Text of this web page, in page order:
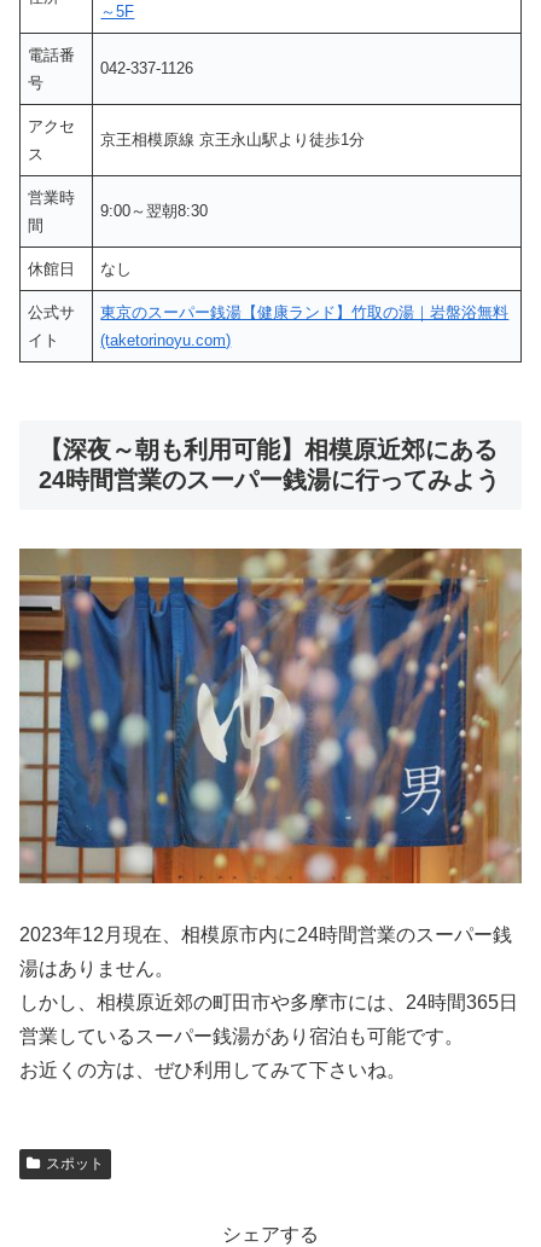
～5F
電話番
号
042-337-1126
アクセ
ス
京王相模原線 京王永山駅より徒歩1分
営業時
間
9:00～翌朝8:30
休館日 なし
公式サ
イト
東京のスーパー銭湯【健康ランド】竹取の湯｜岩盤浴無料
(taketorinoyu.com)
【深夜～朝も利用可能】相模原近郊にある
24時間営業のスーパー銭湯に行ってみよう
2023年12月現在、相模原市内に24時間営業のスーパー銭
湯はありません。
しかし、相模原近郊の町田市や多摩市には、24時間365日
営業しているスーパー銭湯があり宿泊も可能です。
お近くの方は、ぜひ利用してみて下さいね。
スポット
シェアする